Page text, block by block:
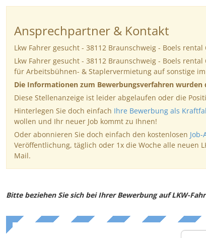
Ansprechpartner & Kontakt
Lkw Fahrer gesucht - 38112 Braunschweig - Boels rental
Lkw Fahrer gesucht - 38112 Braunschweig - Boels
für Arbeitsbühnen- & Staplervermietung auf sonstige
Die Informationen zum Bewerbungsverfahren wurden
Diese Stellenanzeige ist leider abgelaufen oder die
Hinterlegen Sie doch einfach Ihre Bewerbung als
wollen und Ihr neuer Job kommt zu Ihnen!
Oder abonnieren Sie doch einfach den kostenlosen Job-
Veröffentlichung, täglich oder 1x die Woche alle neuen
Mail.
Bitte beziehen Sie sich bei Ihrer Bewerbung auf LKW-